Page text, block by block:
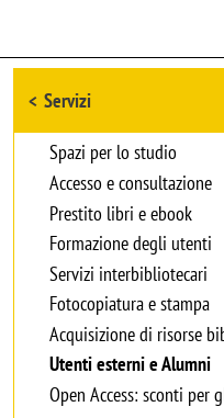
Browse the
Servizi
Spazi per lo studio
Accesso e consultazione
Prestito libri e ebook
Formazione degli utenti
Servizi interbibliotecari
Fotocopiatura e stampa
Acquisizione di risorse
Utenti esterni e Alumni
Open Access: sconti per